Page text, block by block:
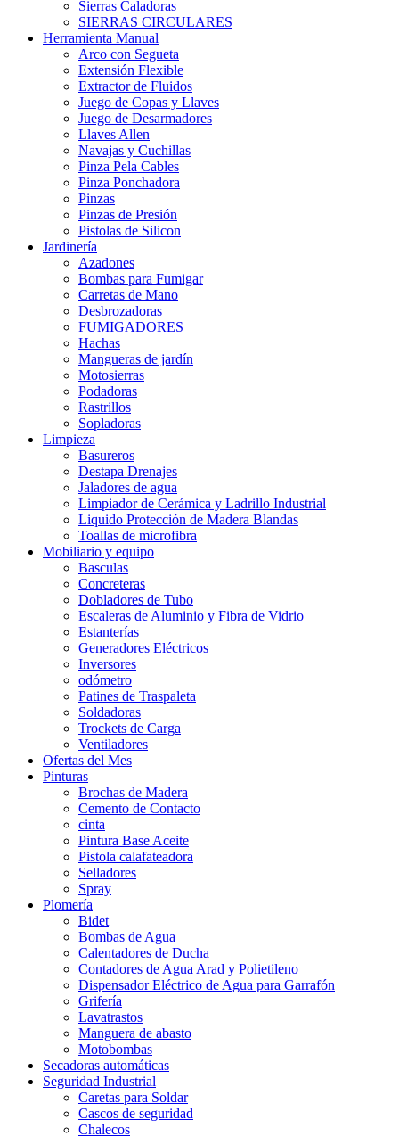
Sierras Caladoras
SIERRAS CIRCULARES
Herramienta Manual
Arco con Segueta
Extensión Flexible
Extractor de Fluidos
Juego de Copas y Llaves
Juego de Desarmadores
Llaves Allen
Navajas y Cuchillas
Pinza Pela Cables
Pinza Ponchadora
Pinzas
Pinzas de Presión
Pistolas de Silicon
Jardinería
Azadones
Bombas para Fumigar
Carretas de Mano
Desbrozadoras
FUMIGADORES
Hachas
Mangueras de jardín
Motosierras
Podadoras
Rastrillos
Sopladoras
Limpieza
Basureros
Destapa Drenajes
Jaladores de agua
Limpiador de Cerámica y Ladrillo Industrial
Liquido Protección de Madera Blandas
Toallas de microfibra
Mobiliario y equipo
Basculas
Concreteras
Dobladores de Tubo
Escaleras de Aluminio y Fibra de Vidrio
Estanterías
Generadores Eléctricos
Inversores
odómetro
Patines de Traspaleta
Soldadoras
Trockets de Carga
Ventiladores
Ofertas del Mes
Pinturas
Brochas de Madera
Cemento de Contacto
cinta
Pintura Base Aceite
Pistola calafateadora
Selladores
Spray
Plomería
Bidet
Bombas de Agua
Calentadores de Ducha
Contadores de Agua Arad y Polietileno
Dispensador Eléctrico de Agua para Garrafón
Grifería
Lavatrastos
Manguera de abasto
Motobombas
Secadoras automáticas
Seguridad Industrial
Caretas para Soldar
Cascos de seguridad
Chalecos